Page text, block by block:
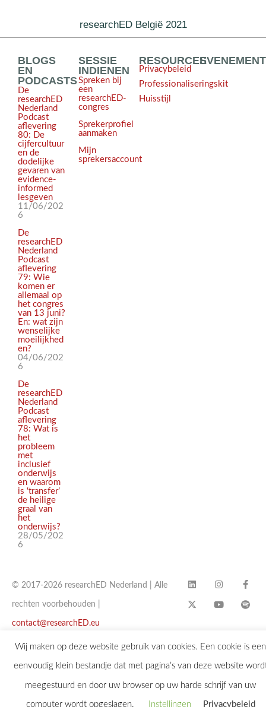
researchED België 2021
BLOGS
EN
PODCASTS
De
researchED
Nederland
Podcast
aflevering
80: De
cijfercultuur
en de
dodelijke
gevaren van
evidence-
informed
lesgeven
11/06/202
6
De
researchED
Nederland
Podcast
aflevering
79: Wie
komen er
allemaal op
het congres
van 13 juni?
En: wat zijn
wenselijke
moeilijkhed
en?
04/06/202
6
De
researchED
Nederland
Podcast
aflevering
78: Wat is
het
probleem
met
inclusief
onderwijs
en waarom
is ‘transfer’
de heilige
graal van
het
onderwijs?
28/05/202
6
SESSIE
INDIENEN
Spreken bij
een
researchED-
congres
Sprekerprofiel
aanmaken
Mijn
sprekersaccount
RESOURCES
Privacybeleid
Professionaliseringskit
Huisstijl
© 2017-2026 researchED Nederland | Alle
rechten voorbehouden |
contact@researchED.eu
Wij maken op deze website gebruik van cookies. Een cookie is een
eenvoudig klein bestandje dat met pagina’s van deze website
meegestuurd en door uw browser op uw harde schrijf van uw
computer wordt opgeslagen. Instellingen Privacybeleid